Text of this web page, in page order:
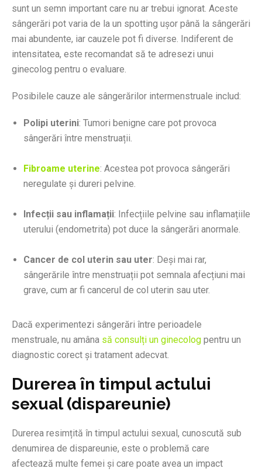
sunt un semn important care nu ar trebui ignorat. Aceste
sângerări pot varia de la un spotting ușor până la sângerări
mai abundente, iar cauzele pot fi diverse. Indiferent de
intensitatea, este recomandat să te adresezi unui
ginecolog pentru o evaluare.
Posibilele cauze ale sângerărilor intermenstruale includ:
Polipi uterini: Tumori benigne care pot provoca
sângerări între menstruații.
Fibroame uterine: Acestea pot provoca sângerări
neregulate și dureri pelvine.
Infecții sau inflamații: Infecțiile pelvine sau inflamațiile
uterului (endometrita) pot duce la sângerări anormale.
Cancer de col uterin sau uter: Deși mai rar,
sângerările între menstruații pot semnala afecțiuni mai
grave, cum ar fi cancerul de col uterin sau uter.
Dacă experimentezi sângerări între perioadele
menstruale, nu amâna să consulți un ginecolog pentru un
diagnostic corect și tratament adecvat.
Durerea în timpul actului
sexual (dispareunie)
Durerea resimțită în timpul actului sexual, cunoscută sub
denumirea de dispareunie, este o problemă care
afectează multe femei și care poate avea un impact